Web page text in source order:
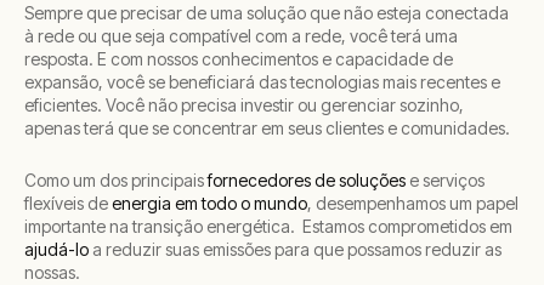
Sempre que precisar de uma solução que não esteja conectada
à rede ou que seja compatível com a rede, você terá uma
resposta. E com nossos conhecimentos e capacidade de
expansão, você se beneficiará das tecnologias mais recentes e
eficientes. Você não precisa investir ou gerenciar sozinho,
apenas terá que se concentrar em seus clientes e comunidades.
Como um dos principaisfornecedores de soluções e serviços
flexíveis deenergia em todo o mundo, desempenhamos um papel
importante na transição energética. Estamos comprometidos em
ajudá-lo a reduzir suas emissões para que possamos reduzir as
nossas.